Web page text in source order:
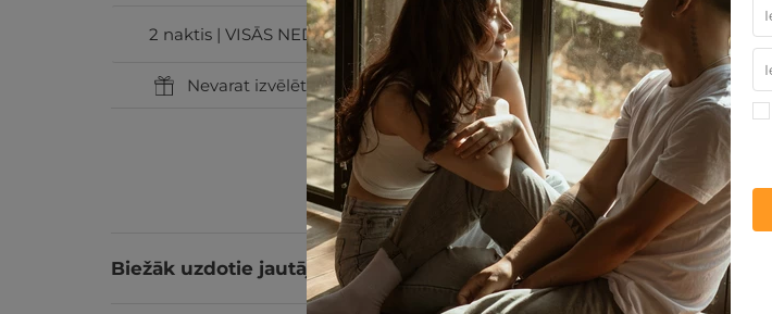
2 naktis | VISĀS NEDĒĻAS DIENĀS
Nevarat izvēlēties? Uzdāviniet GribuAtpusties.lv dāvanu karti
Biežāk uzdotie jautājumi